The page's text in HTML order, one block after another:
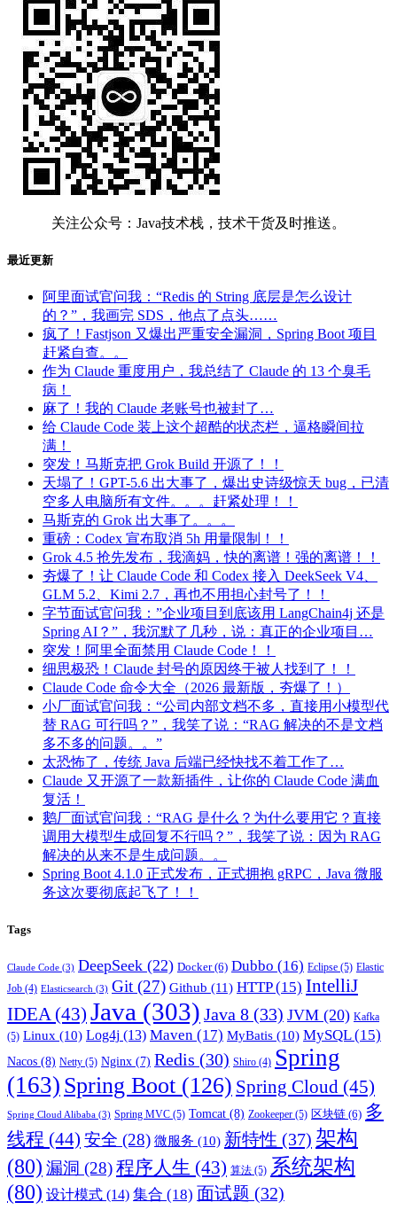
关注公众号：Java技术栈，技术干货及时推送。
最近更新
阿里面试官问我：“Redis 的 String 底层是怎么设计
的？”，我画完 SDS，他点了点头……
疯了！Fastjson 又爆出严重安全漏洞，Spring Boot 项目
赶紧自查。。
作为 Claude 重度用户，我总结了 Claude 的 13 个臭毛
病！
麻了！我的 Claude 老账号也被封了…
给 Claude Code 装上这个超酷的状态栏，逼格瞬间拉
满！
突发！马斯克把 Grok Build 开源了！！
天塌了！GPT-5.6 出大事了，爆出史诗级惊天 bug，已清
空多人电脑所有文件。。。赶紧处理！！
马斯克的 Grok 出大事了。。。
重磅：Codex 宣布取消 5h 用量限制！！
Grok 4.5 抢先发布，我滴妈，快的离谱！强的离谱！！
夯爆了！让 Claude Code 和 Codex 接入 DeekSeek V4、
GLM 5.2、Kimi 2.7，再也不用担心封号了！！
字节面试官问我：”企业项目到底该用 LangChain4j 还是
Spring AI？”，我沉默了几秒，说：真正的企业项目…
突发！阿里全面禁用 Claude Code！！
细思极恐！Claude 封号的原因终于被人找到了！！
Claude Code 命令大全（2026 最新版，夯爆了！）
小厂面试官问我：“公司内部文档不多，直接用小模型代
替 RAG 可行吗？”，我笑了说：“RAG 解决的不是文档
多不多的问题。。”
太恐怖了，传统 Java 后端已经快找不着工作了…
Claude 又开源了一款新插件，让你的 Claude Code 满血
复活！
鹅厂面试官问我：“RAG 是什么？为什么要用它？直接
调用大模型生成回复不行吗？”，我笑了说：因为 RAG
解决的从来不是生成问题。。
Spring Boot 4.1.0 正式发布，正式拥抱 gRPC，Java 微服
务这次要彻底起飞了！！
Tags
Claude Code (3) DeepSeek (22) Docker(6) Dubbo (16) Eclipse (5) Elastic
Job (4) Elasticsearch (3) Git (27) Github (11) HTTP(15) IntelliJ
IDEA (43) Java (303) Java 8 (33) JVM (20) Kafka
(5) Linux (10) Log4j (13) Maven (17) MyBatis (10) MySQL(15)
Nacos (8) Netty (5) Nginx (7) Redis (30) Shiro (4) Spring
(163) Spring Boot (126) Spring Cloud (45)
Spring Cloud Alibaba (3) Spring MVC (5) Tomcat (8) Zookeeper (5) 区块链 (6) 多
线程 (44) 安全 (28) 微服务 (10) 新特性 (37) 架构
(80) 漏洞 (28)程序人生 (43) 算法 (5) 系统架构
(80) 设计模式 (14) 集合 (18) 面试题 (32)